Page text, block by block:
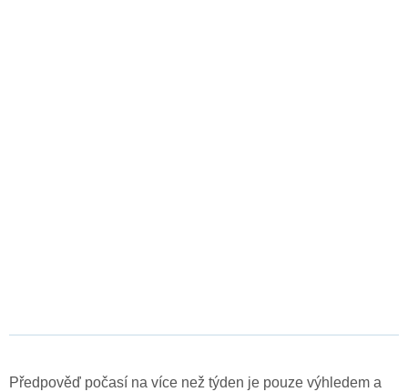
Předpověď počasí na více než týden je pouze výhledem a